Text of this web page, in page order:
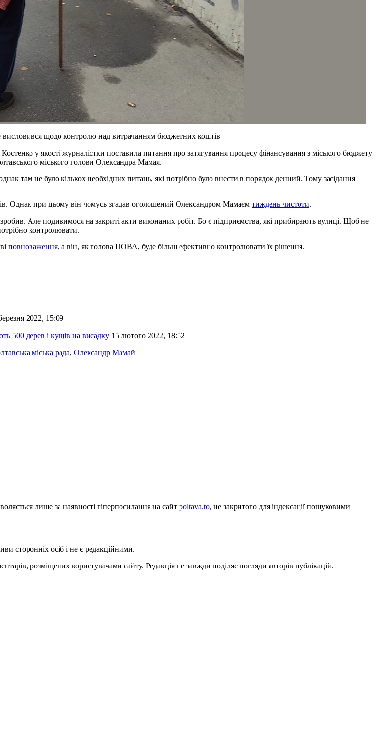
висловився щодо контролю над витрачанням бюджетних коштів
у якості журналістки поставила питання про затягування процесу фінансування з міського бюджету
міського голови Олександра Мамая.
там не було кількох необхідних питань, які потрібно було внести в порядок денний. Тому засідання
Однак при цьому він чомусь згадав оголошений Олександром Мамаєм тиждень чистоти.
Але подивимося на закриті акти виконаних робіт. Бо є підприємства, які прибирають вулиці. Щоб не
контролювати.
повноваження, а він, як голова ПОВА, буде більш ефективно контролювати їх рішення.
2022, 15:09
500 дерев і кущів на висадку 15 лютого 2022, 18:52
міська рада, Олександр Мамай
лише за наявності гіперпосилання на сайт poltava.to, не закритого для індексації пошуковими
сторонніх осіб і не є редакційними.
розміщених користувачами сайту. Редакція не завжди поділяє погляди авторів публікацій.